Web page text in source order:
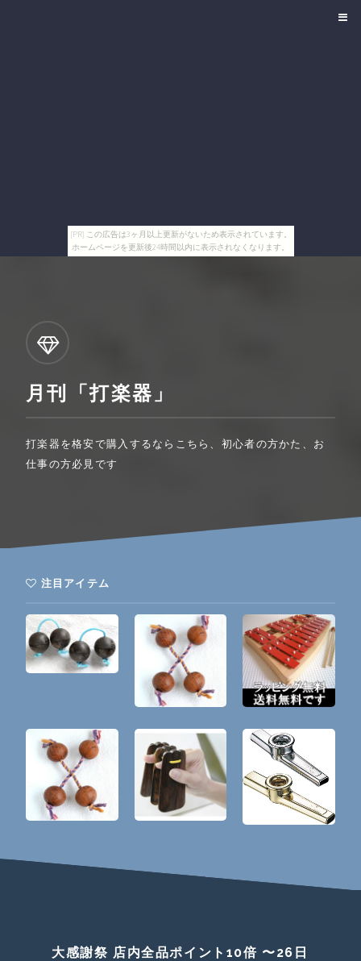
[PR] この広告は3ヶ月以上更新がないため表示されています。
ホームページを更新後24時間以内に表示されなくなります。
月刊「打楽器」
打楽器を格安で購入するならこちら、初心者の方かた、お
仕事の方必見です
注目アイテム
大感謝祭 店内全品ポイント10倍 〜26日